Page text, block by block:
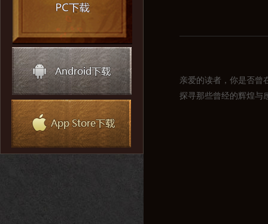
亲爱的读者，你是否
探寻那些曾经的辉煌与